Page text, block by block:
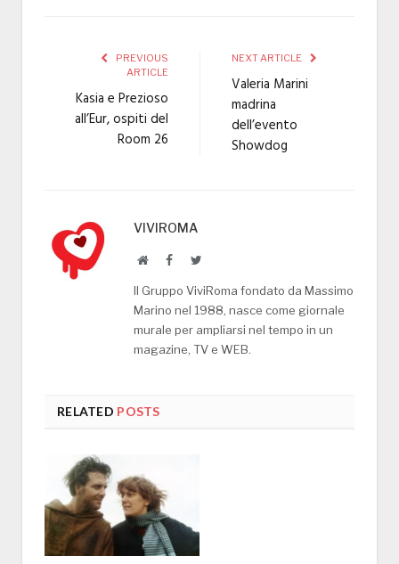
PREVIOUS
ARTICLE
Kasia e Prezioso
all’Eur, ospiti del
Room 26
NEXT ARTICLE
Valeria Marini
madrina
dell’evento
Showdog
VIVIROMA
WebsiteFacebookTwitter
Il Gruppo ViviRoma fondato da Massimo
Marino nel 1988, nasce come giornale
murale per ampliarsi nel tempo in un
magazine, TV e WEB.
RELATED POSTS